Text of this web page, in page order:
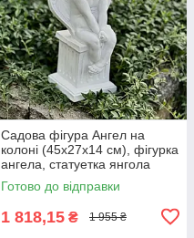
Садова фігура Ангел на
колоні (45х27х14 см), фігурка
ангела, статуетка янгола
Готово до відправки
1 818,15 ₴ 1 955 ₴